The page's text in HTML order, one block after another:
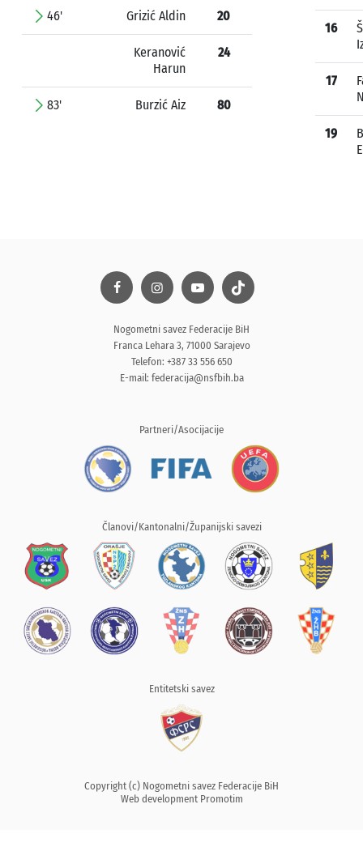
46' Grizić Aldin 20
Keranović
Harun
24
83' Burzić Aiz 80
16
17
19
Nogometni savez Federacije BiH
Franca Lehara 3, 71000 Sarajevo
Telefon: +387 33 556 650
E-mail: federacija@nsfbih.ba
Partneri/Asocijacije
Članovi/Kantonalni/Županijski savezi
Entitetski savez
Copyright (c) Nogometni savez Federacije BiH
Web development Promotim